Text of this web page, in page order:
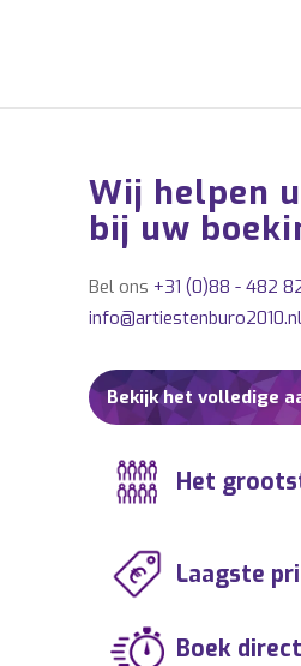
Wij helpen
bij uw
Bel ons +31 (0)88 - 482
info@artiestenburo2010.nl
Bekijk het volledige
Het
Laagste
Boek direct